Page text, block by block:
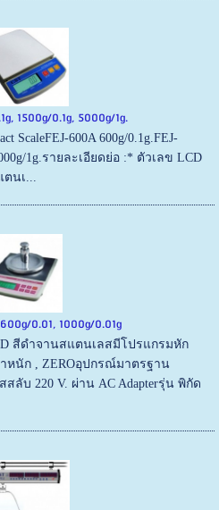
1500g/0.1g, 5000g/1g.
ScaleFEJ-600A 600g/0.1g.FEJ-
1g.รายละเอียดย่อ :* ตัวเลข LCD
ตนเ...
0.01, 1000g/0.01g
สีดำจานสแตนเลสมีโปรแกรมหัก
นัก , ZEROอุปกรณ์มาตรฐาน
ลับ 220 V. ผ่าน AC Adapterรุ่น พิกัด